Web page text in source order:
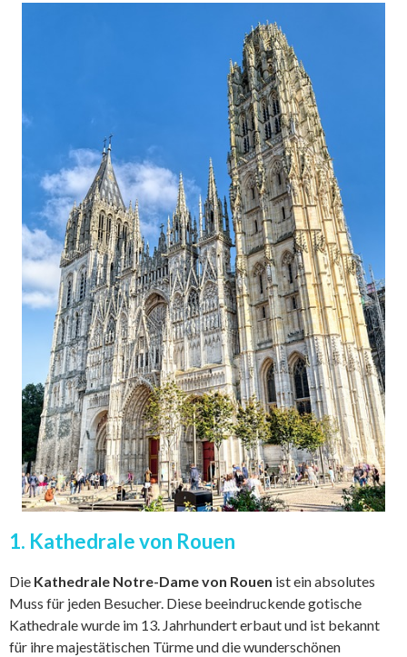
1. Kathedrale von Rouen
Die Kathedrale Notre-Dame von Rouen ist ein absolutes
Muss für jeden Besucher. Diese beeindruckende gotische
Kathedrale wurde im 13. Jahrhundert erbaut und ist bekannt
für ihre majestätischen Türme und die wunderschönen